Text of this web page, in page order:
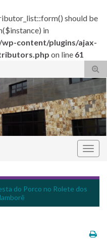
should be
in
content/plugins/ajax-
on line 61
de
do Porco no Rolete dos